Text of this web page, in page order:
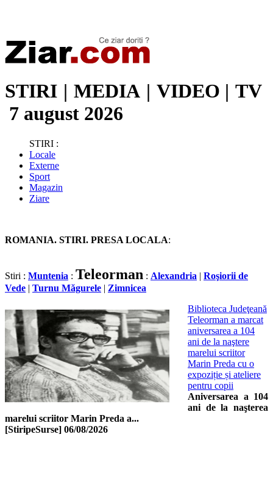
STIRI | MEDIA | VIDEO | TV
7 august 2026
STIRI :
Locale
Externe
Sport
Magazin
Ziare
ROMANIA. STIRI. PRESA LOCALA:
Stiri : Muntenia : Teleorman : Alexandria | Roşiorii de
Vede | Turnu Măgurele | Zimnicea
Biblioteca Judeţeană
Teleorman a marcat
aniversarea a 104
ani de la naştere
marelui scriitor
Marin Preda cu o
expoziție și ateliere
pentru copii
Aniversarea a 104
ani de la naşterea
marelui scriitor Marin Preda a...
[StiripeSurse] 06/08/2026